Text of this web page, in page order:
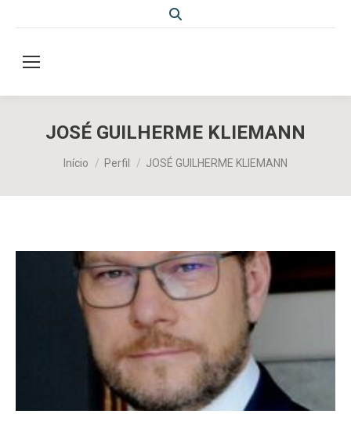
Search:
JOSÉ GUILHERME KLIEMANN
Início Perfil JOSÉ GUILHERME KLIEMANN